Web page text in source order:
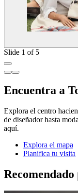
Slide 1 of 5
Encuentra a
Explora el centro
de diseñador hasta
aquí.
Explora el mapa
Planifica tu visita